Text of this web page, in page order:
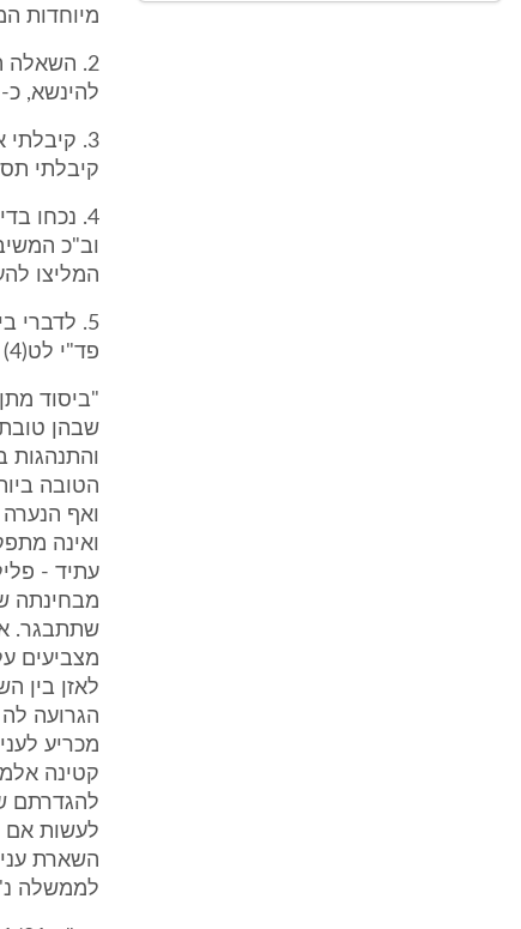
מיוחדות
2. השאלה
להינשא, כ-
3.
קיבלתי
4. נכחו
וב"כ
המליצו
פד"י לט(4) 651: (להלן עניין סקורה).
"ביסוד
שבהן
והתנהגות
הטובה
ואף
ואינה
עתיד -
מבחינתה
שתתבגר.
מצביעים
לאזן בין
הגרועה
מכריע
קטינה
להגדרתם
לעשות אם
לממשלה נ'